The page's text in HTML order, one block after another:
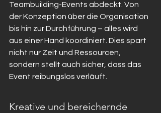
Teambuilding-Events abdeckt. Von
der Konzeption über die Organisation
bis hin zur Durchführung – alles wird
aus einer Hand koordiniert. Dies spart
nicht nur Zeit und Ressourcen,
sondern stellt auch sicher, dass das
Event reibungslos verläuft.
Kreative und bereichernde